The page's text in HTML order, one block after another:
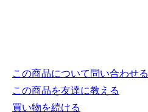
この商品について問い合わせる
この商品を友達に教える
買い物を続ける